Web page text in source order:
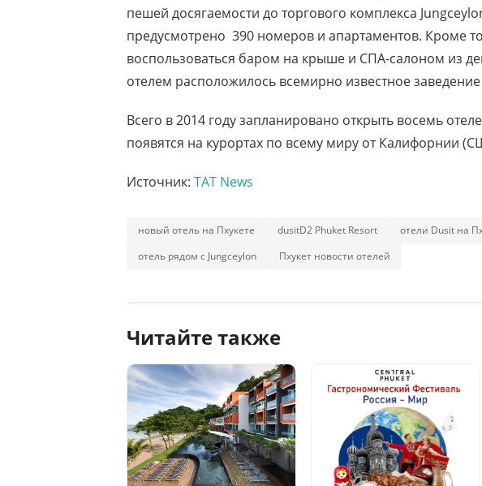
пешей досягаемости до торгового комплекса
предусмотрено 390 номеров и апартаментов. Кроме
воспользоваться баром на крыше и СПА-салоном из
отелем расположилось всемирно известное
Всего в 2014 году запланировано открыть восемь
появятся на курортах по всему миру от Калифорнии
Источник: TAT News
новый отель на Пхукете dusitD2 Phuket Resort отели Dusit на
отель рядом с Jungceylon
Пхукет новости отелей
Читайте также